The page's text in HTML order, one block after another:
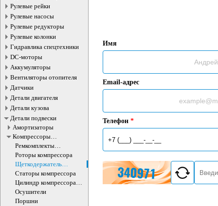
Рулевые рейки
Рулевые насосы
Рулевые редукторы
Рулевые колонки
Гидравлика спецтехники
DC-моторы
Аккумуляторы
Вентиляторы отопителя
Датчики
Детали двигателя
Детали кузова
Детали подвески
Амортизаторы
Компрессоры
пневмоподвески
Ремкомплекты
компрессора
пневмоподвески
Роторы компрессора
Щеткодержатель
компрессора
пневмоподвески
Статоры компрессора
Цилиндр компрессора
пневмоподвески
Осушители
Поршни
Имя
Email-адрес
Телефон *